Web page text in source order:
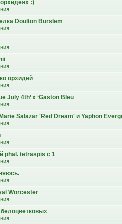
:)
Doulton Burslem
орхидей
July 4th’ x ‘Gaston Bleu
Salazar 'Red Dream' и Yaphon
рhal. tetraspis с 1
Worcester